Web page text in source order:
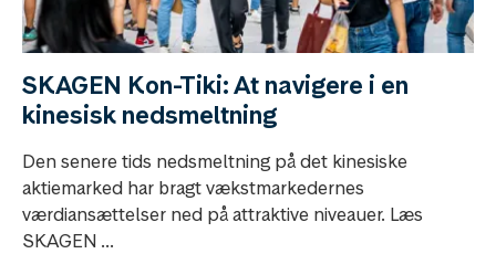
SKAGEN Kon-Tiki: At navigere i en
kinesisk nedsmeltning
Den senere tids nedsmeltning på det kinesiske
aktiemarked har bragt vækstmarkedernes
værdiansættelser ned på attraktive niveauer. Læs
SKAGEN ...